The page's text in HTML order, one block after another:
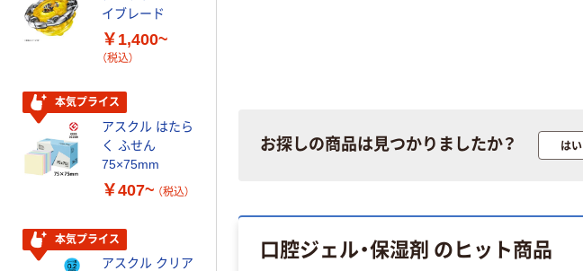
お探しの商品は見つかりましたか？ はい
口腔ジェル・保湿剤 のヒット商品
イブレード
￥1,400~
（税込）
本気プライス
アスクル はたら
く ふせん
75×75mm
￥407~ （税込）
本気プライス
アスクル クリア
本気プライス
スクル スマート
ビッド PEFC認
証
オリジナル
乾電池 単4
ケージ アスク